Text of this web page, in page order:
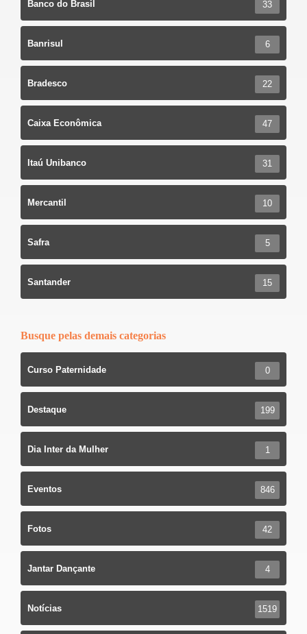
Banco do Brasil 33
Banrisul 6
Bradesco 22
Caixa Econômica 47
Itaú Unibanco 31
Mercantil 10
Safra 5
Santander 15
Busque pelas demais categorias
Curso Paternidade 0
Destaque 199
Dia Inter da Mulher 1
Eventos 846
Fotos 42
Jantar Dançante 4
Notícias 1519